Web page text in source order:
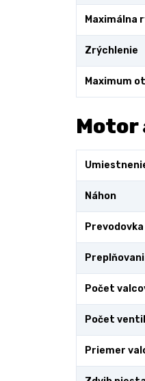
Maximálna
Zrýchlenie
Maximum
Motor
Náhon
Prevodovka
Počet
Počet
Priemer